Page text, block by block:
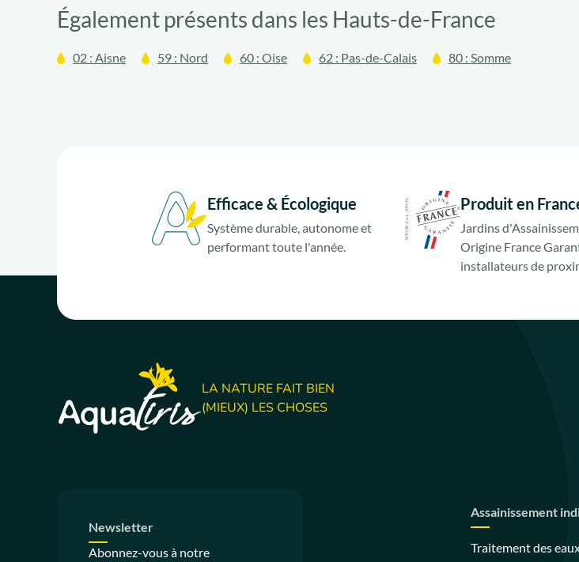
Également présents dans les Hauts-de-France
02 : Aisne 59 : Nord 60 : Oise 62 : Pas-de-Calais 80 : Somme
Efficace & Écologique
Système durable, autonome et
performant toute l'année.
Produit en
Jardins
Origine France
installateurs de
LA NATURE FAIT BIEN
(MIEUX) LES CHOSES
Newsletter
Abonnez-vous à notre
Assainissement
Traitement des